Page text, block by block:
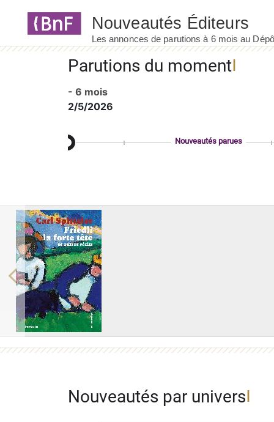
Parutions du moment
- 6 mois
2/5/2026
Nouveautés parues
Previous
Nouveautés par univers